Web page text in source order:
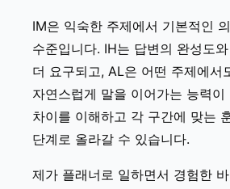
IM은 익숙한 주제에서 기본적인
수준입니다. IH는 답변의 완성도
더 요구되고, AL은 어떤 주제에서
자연스럽게 말을 이어가는 능력이
차이를 이해하고 각 구간에 맞는
단계로 올라갈 수 있습니다.
제가 플래너로 일하면서 경험한